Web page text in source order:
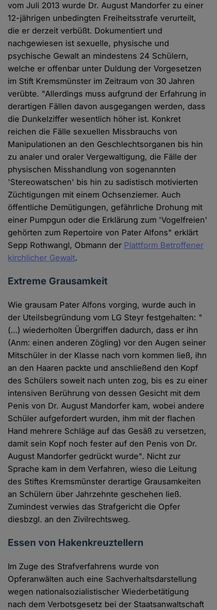
vom Juli 2013 wurde Dr. August Mandorfer zu einer
12-jährigen unbedingten Freiheitsstrafe verurteilt,
die er derzeit verbüßt. Dokumentiert und
nachgewiesen ist sexuelle, physische und
psychische Gewalt an mindestens 24 Schülern,
welche er offenbar unter Duldung der Vorgesetzen
im Stift Kremsmünster im Zeitraum von 30 Jahren
verübte. "Allerdings muss aufgrund der Erfahrung in
derartigen Fällen davon ausgegangen werden, dass
die Dunkelziffer wesentlich höher ist. Konkret
reichen die Fälle sexuellen Missbrauchs von
Manipulationen an den Geschlechtsorganen bis hin
zu analer und oraler Vergewaltigung, die Fälle der
physischen Misshandlung von sogenannten
'Stereowatschen' bis hin zu sadistisch motivierten
Züchtigungen mit einem Ochsenziemer. Auch
öffentliche Demütigungen, gefährliche Drohung mit
einer Pumpgun oder die Erklärung zum 'Vogelfreien'
gehörten zum Repertoire von Pater Alfons" erklärt
Sepp Rothwangl, Obmann der Plattform Betroffener
kirchlicher Gewalt.
Extreme Grausamkeit
Wie grausam Pater Alfons vorging, wurde auch in
der Uteilsbegründung vom LG Steyr festgehalten: "
(…) wiederholten Übergriffen dadurch, dass er ihn
(Anm: einen anderen Zögling) vor den Augen seiner
Mitschüler in der Klasse nach vorn kommen ließ, ihn
an den Haaren packte und anschließend den Kopf
des Schülers soweit nach unten zog, bis es zu einer
intensiven Berührung von dessen Gesicht mit dem
Penis von Dr. August Mandorfer kam, wobei andere
Schüler aufgefordert wurden, ihm mit der flachen
Hand mehrere Schläge auf das Gesäß zu versetzen,
damit sein Kopf noch fester auf den Penis von Dr.
August Mandorfer gedrückt wurde". Nicht zur
Sprache kam in dem Verfahren, wieso die Leitung
des Stiftes Kremsmünster derartige Grausamkeiten
an Schülern über Jahrzehnte geschehen ließ.
Zumindest verwies das Strafgericht die Opfer
diesbzgl. an den Zivilrechtsweg.
Essen von Hakenkreuztellern
Im Zuge des Strafverfahrens wurde von
Opferanwälten auch eine Sachverhaltsdarstellung
wegen nationalsozialistischer Wiederbetätigung
nach dem Verbotsgesetz bei der Staatsanwaltschaft